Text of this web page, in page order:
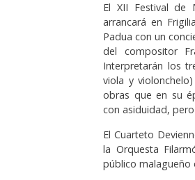
El XII Festival de
arrancará en
Padua con un
del compositor
Interpretarán los
viola y
obras que en su
con asiduidad,
El Cuarteto
la Orquesta
público malagueño